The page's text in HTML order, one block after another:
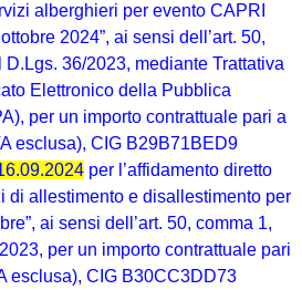
alberghieri per evento CAPRI
2024”, ai sensi dell’art. 50,
36/2023, mediante Trattativa
Elettronico della Pubblica
per un importo contrattuale pari a
esclusa), CIG B29B71BED9
per l’affidamento diretto
di allestimento e disallestimento per
ai sensi dell’art. 50, comma 1,
per un importo contrattuale pari
esclusa), CIG B30CC3DD73